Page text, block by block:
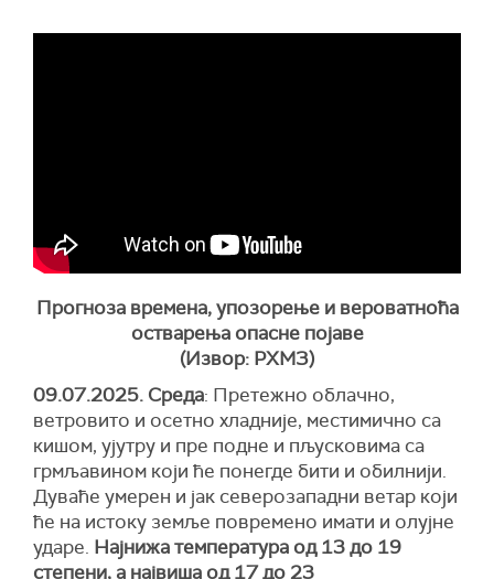
Прогноза времена, упозорење и вероватноћа
остварења опасне појаве
(Извор: РХМЗ)
09.07.2025. Среда: Претежно облачно,
ветровито и осетно хладније, местимично са
кишом, ујутру и пре подне и пљусковима са
грмљавином који ће понегде бити и обилнији.
Дуваће умерен и јак северозападни ветар који
ће на истоку земље повремено имати и олујне
ударе. Најнижа температура од 13 до 19
степени, а највиша од 17 до 23